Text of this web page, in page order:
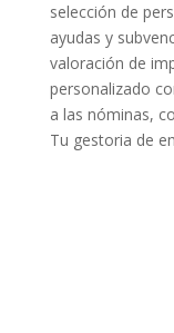
selección de
ayudas y
valoración de
personalizado
a las nóminas,
Tu gestoria de